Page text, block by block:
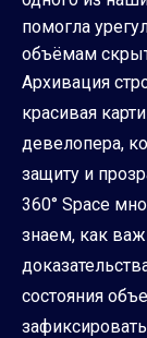
помогла
объёмам
Архивация
красивая
девелопера,
защиту и
360° Space
знаем, как
состояния